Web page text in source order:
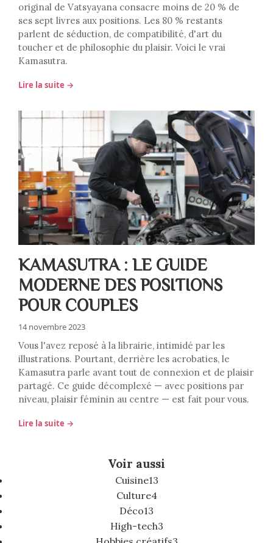
original de Vatsyayana consacre moins de 20 % de
ses sept livres aux positions. Les 80 % restants
parlent de séduction, de compatibilité, d'art du
toucher et de philosophie du plaisir. Voici le vrai
Kamasutra.
Lire la suite →
KAMASUTRA : LE GUIDE
MODERNE DES POSITIONS
POUR COUPLES
14 novembre 2023
Vous l'avez reposé à la librairie, intimidé par les
illustrations. Pourtant, derrière les acrobaties, le
Kamasutra parle avant tout de connexion et de plaisir
partagé. Ce guide décomplexé — avec positions par
niveau, plaisir féminin au centre — est fait pour vous.
Lire la suite →
Voir aussi
Cuisine13
Culture4
Déco13
High-tech3